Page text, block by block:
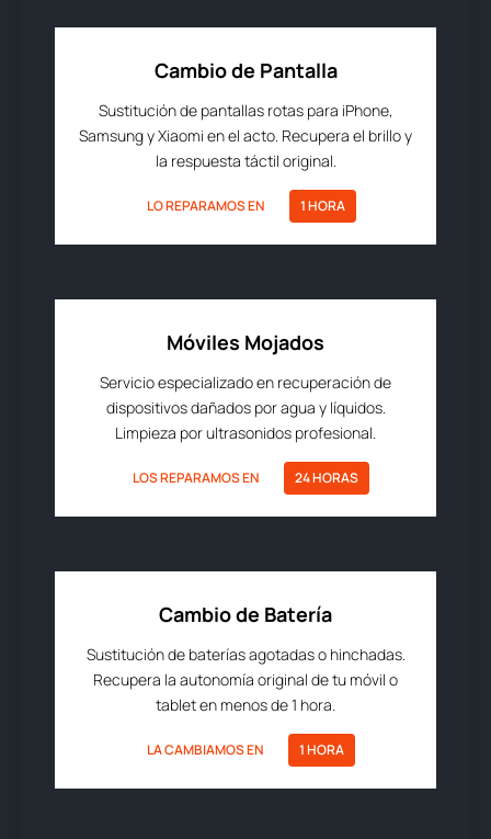
Cambio de Pantalla
Sustitución de pantallas rotas para iPhone,
Samsung y Xiaomi en el acto. Recupera el brillo y
la respuesta táctil original.
LO REPARAMOS EN 1 HORA
Móviles Mojados
Servicio especializado en recuperación de
dispositivos dañados por agua y líquidos.
Limpieza por ultrasonidos profesional.
LOS REPARAMOS EN 24 HORAS
Cambio de Batería
Sustitución de baterías agotadas o hinchadas.
Recupera la autonomía original de tu móvil o
tablet en menos de 1 hora.
LA CAMBIAMOS EN 1 HORA